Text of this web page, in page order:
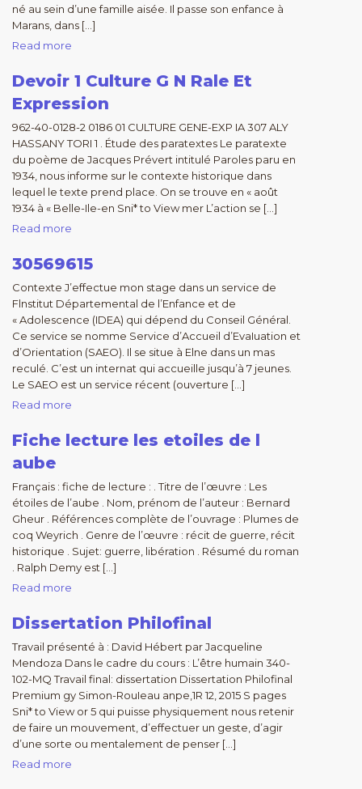
né au sein d’une famille aisée. Il passe son enfance à
Marans, dans […]
Read more
Devoir 1 Culture G N Rale Et
Expression
962-40-0128-2 0186 01 CULTURE GENE-EXP IA 307 ALY
HASSANY TORI 1 . Étude des paratextes Le paratexte
du poème de Jacques Prévert intitulé Paroles paru en
1934, nous informe sur le contexte historique dans
lequel le texte prend place. On se trouve en « août
1934 à « Belle-Ile-en Sni* to View mer L’action se […]
Read more
30569615
Contexte J’effectue mon stage dans un service de
Flnstitut Départemental de l’Enfance et de
« Adolescence (IDEA) qui dépend du Conseil Général.
Ce service se nomme Service d’Accueil d’EvaIuation et
d’Orientation (SAEO). Il se situe à Elne dans un mas
reculé. C’est un internat qui accueille jusqu’à 7 jeunes.
Le SAEO est un service récent (ouverture […]
Read more
Fiche lecture les etoiles de l
aube
Français : fiche de lecture : . Titre de l’œuvre : Les
étoiles de l’aube . Nom, prénom de l’auteur : Bernard
Gheur . Références complète de l’ouvrage : Plumes de
coq Weyrich . Genre de l’œuvre : récit de guerre, récit
historique . Sujet: guerre, libération . Résumé du roman
. Ralph Demy est […]
Read more
Dissertation Philofinal
Travail présenté à : David Hébert par Jacqueline
Mendoza Dans le cadre du cours : L’être humain 340-
102-MQ Travail final: dissertation Dissertation Philofinal
Premium gy Simon-RouIeau anpe,1R 12, 2015 S pages
Sni* to View or 5 qui puisse physiquement nous retenir
de faire un mouvement, d’effectuer un geste, d’agir
d’une sorte ou mentalement de penser […]
Read more